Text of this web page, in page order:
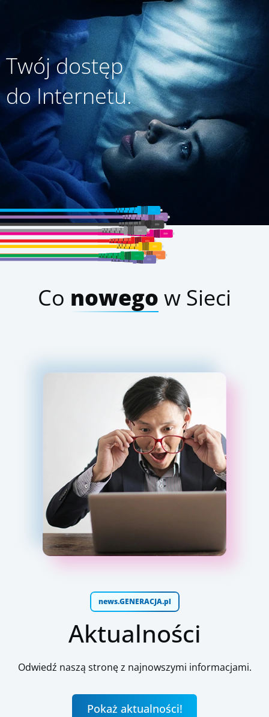
Twój dostęp
do Internetu.
Co nowego w Sieci
news.GENERACJA.pl
Aktualności
Odwiedź naszą stronę z najnowszymi informacjami.
Pokaż aktualności!